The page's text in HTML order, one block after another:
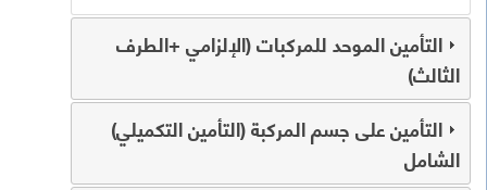
التأمين الموحد للمركبات (الإلزامي +الطرف
الثالث)
التأمين على جسم المركبة (التأمين التكميلي)
الشامل